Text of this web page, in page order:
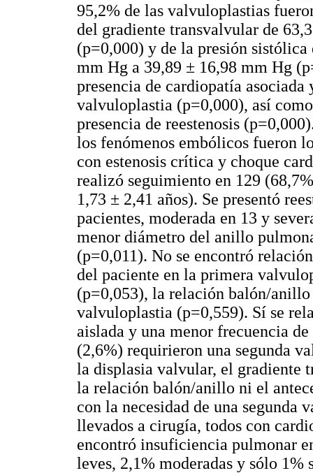
95,2% de las valvuloplastias
del gradiente transvalvular de
(p=0,000) y de la presión
mm Hg a 39,89 ± 16,98 mm Hg
presencia de cardiopatía asociada
valvuloplastia (p=0,000), así
presencia de reestenosis
los fenómenos embólicos fueron
con estenosis crítica y choque
realizó seguimiento en 129
1,73 ± 2,41 años). Se presentó
pacientes, moderada en 13 y
menor diámetro del anillo
(p=0,011). No se encontró
del paciente en la primera
(p=0,053), la relación balón/
valvuloplastia (p=0,559). Sí se
aislada y una menor frecuencia
(2,6%) requirieron una segunda
la displasia valvular, el gradiente
la relación balón/anillo ni el
con la necesidad de una segunda
llevados a cirugía, todos con
encontró insuficiencia pulmonar
leves, 2,1% moderadas y sólo 1%